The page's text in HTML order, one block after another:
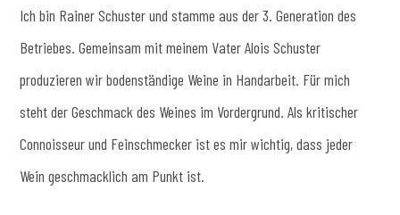
Ich bin Rainer Schuster und stamme aus der 3. Generation des
Betriebes. Gemeinsam mit meinem Vater Alois Schuster
produzieren wir bodenständige Weine in Handarbeit. Für mich
steht der Geschmack des Weines im Vordergrund. Als kritischer
Connoisseur und Feinschmecker ist es mir wichtig, dass jeder
Wein geschmacklich am Punkt ist.